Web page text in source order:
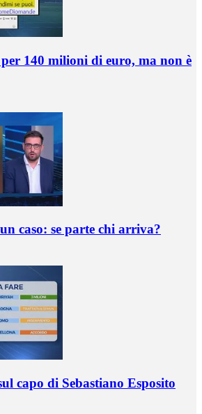
140 milioni di euro, ma non è
caso: se parte chi arriva?
capo di Sebastiano Esposito